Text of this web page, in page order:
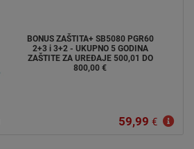
BONUS ZAŠTITA+ SB5080 PGR60
2+3 i 3+2 - UKUPNO 5 GODINA
ZAŠTITE ZA UREĐAJE 500,01 DO
800,00 €
59,99 €